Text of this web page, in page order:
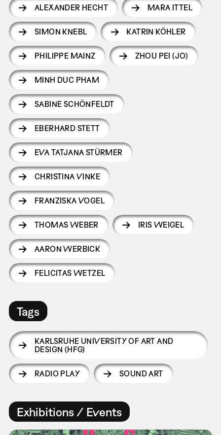
ALEXANDER HECHT MARA ITTEL
SIMON KNEBL KATRIN KÖHLER
PHILIPPE MAINZ ZHOU PEI (JO)
MINH DUC PHAM
SABINE SCHÖNFELDT
EBERHARD STETT
EVA TATJANA STÜRMER
CHRISTINA VINKE
FRANZISKA VOGEL
THOMAS WEBER IRIS WEIGEL
AARON WERBICK
FELICITAS WETZEL
Tags
KARLSRUHE UNIVERSITY OF ART AND
DESIGN (HFG)
RADIO PLAY SOUND ART
Exhibitions / Events